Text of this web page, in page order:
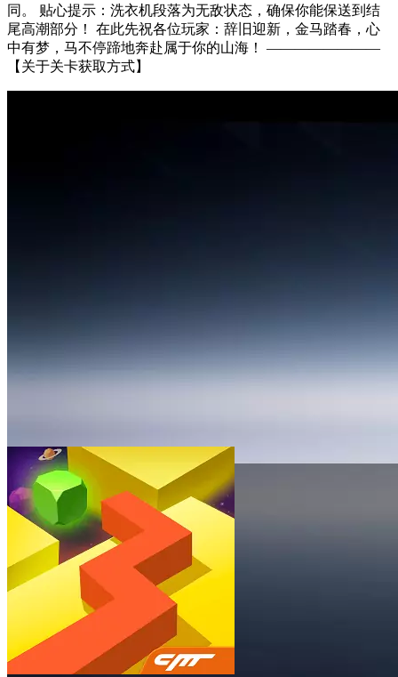
同。 贴心提示：洗衣机段落为无敌状态，确保你能保送到结
尾高潮部分！ 在此先祝各位玩家：辞旧迎新，金马踏春，心
中有梦，马不停蹄地奔赴属于你的山海！ ————————
【关于关卡获取方式】